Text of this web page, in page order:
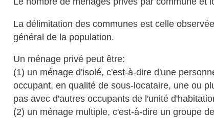
La délimitation des communes est celle
général de la population.
Un ménage privé peut être:
(1) un ménage d'isolé, c'est-à-dire d'une
occupant, en qualité de sous-locataire, une ou
pas avec d'autres occupants de l'unité
(2) un ménage multiple, c'est-à-dire un groupe